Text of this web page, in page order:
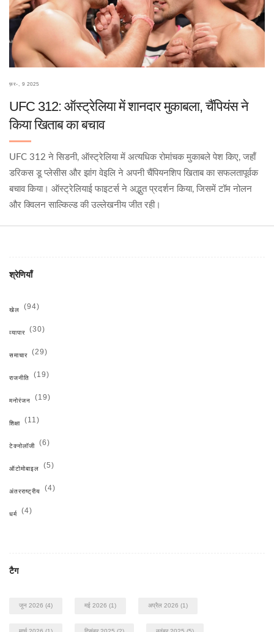
फ़र॰, 9 2025
UFC 312: ऑस्ट्रेलिया में शानदार मुकाबला, चैंपियंस ने
किया खिताब का बचाव
UFC 312 ने सिडनी, ऑस्ट्रेलिया में अत्यधिक रोमांचक मुकाबले पेश किए, जहाँ
डरिकस डू प्लेसीस और झांग वेइलि ने अपनी चैंपियनशिप खिताब का सफलतापूर्वक
बचाव किया। ऑस्ट्रेलियाई फाइटर्स ने अद्भुत प्रदर्शन किया, जिसमें टॉम नोलन
और क्विलन साल्किल्ड की उल्लेखनीय जीत रही।
श्रेणियाँ
खेल (94)
व्यापार (30)
समाचार (29)
राजनीति (19)
मनोरंजन (19)
शिक्षा (11)
टेक्नोलॉजी (6)
ऑटोमोबाइल (5)
अंतरराष्ट्रीय (4)
धर्म (4)
टैग
जून 2026 (4) मई 2026 (1) अप्रैल 2026 (1)